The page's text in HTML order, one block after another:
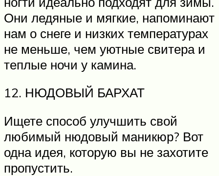
Они ледяные и мягкие, напоминают
нам о снеге и низких температурах
не меньше, чем уютные свитера и
теплые ночи у камина.
12. НЮДОВЫЙ БАРХАТ
Ищете способ улучшить свой
любимый нюдовый маникюр? Вот
одна идея, которую вы не захотите
пропустить.